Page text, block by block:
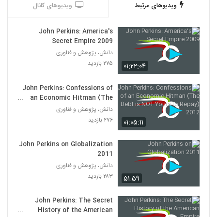
Robert D. Kaplan: The Return of
Marco Polo's World (War Strategy &
U.S. Interests in the 21st Century)
Robert D. Kaplan: Eurasia, Europe
and the Question of U.S. Leadership
۳۶۴ بازدید
32
Robert D. Kaplan: Keynote Address
۳۰۷ بازدید
33
Robert D. Kaplan: The Indian Ocean
and the Future of American Power
Geopolitics in the 21st Century with
Robert D. Kaplan
۴۳۷ بازدید
35
Robert D. Kaplan: How Maps Make
Us
ویدیوهای مرتبط ویدیوهای کانال
۰۱:۲۲:۰۴
John Perkins: America's
Secret Empire 2009
دانش، پژوهش و فناوری
۲۷۵ بازدید
۰۱:۰۵:۱۱
John Perkins: Confessions of
an Economic Hitman (The
Debt is NOT Yours to Repay)
2012
دانش، پژوهش و فناوری
۲۷۶ بازدید
۵۱:۵۹
John Perkins on Globalization
2011
دانش، پژوهش و فناوری
۲۸۳ بازدید
John Perkins: The Secret
History of the American